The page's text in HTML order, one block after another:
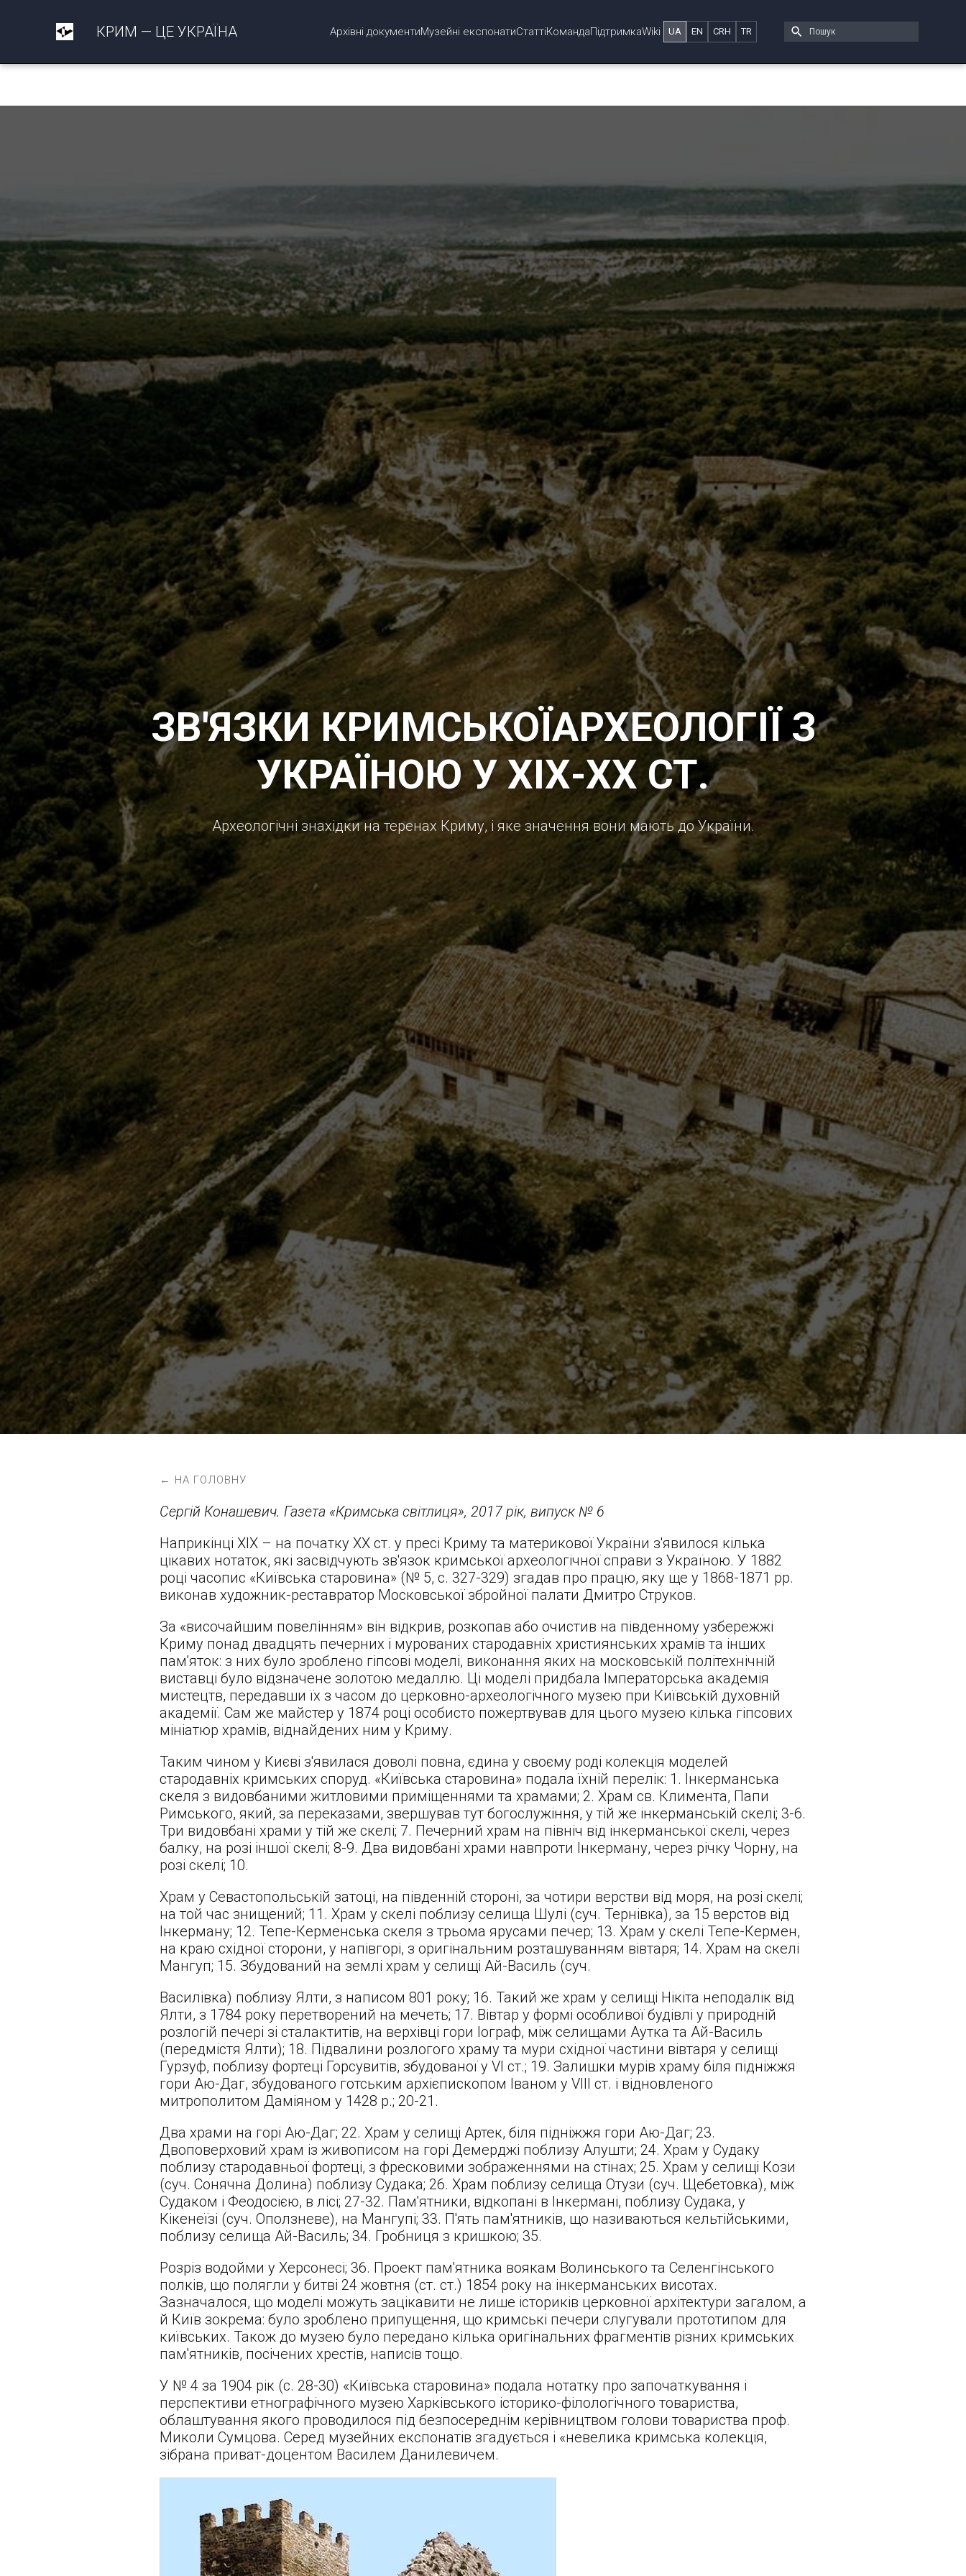
КРИМ — ЦЕ УКРАЇНА Архівні документиМузейні експонатиСтаттіКомандаПідтримкаWiki UA EN CRH TR
ЗВ'ЯЗКИ КРИМСЬКОЇАРХЕОЛОГІЇ З
УКРАЇНОЮ У ХІХ-ХХ СТ.
Археологічні знахідки на теренах Криму, і яке значення вони мають до України.
← НА ГОЛОВНУ
Сергій Конашевич. Газета «Кримська світлиця», 2017 рік, випуск № 6
Наприкінці ХІХ – на початку ХХ ст. у пресі Криму та материкової України з'явилося кілька
цікавих нотаток, які засвідчують зв'язок кримської археологічної справи з Україною. У 1882
році часопис «Київська старовина» (№ 5, c. 327-329) згадав про працю, яку ще у 1868-1871 рр.
виконав художник-реставратор Московської збройної палати Дмитро Струков.
За «височайшим повелінням» він відкрив, розкопав або очистив на південному узбережжі
Криму понад двадцять печерних і мурованих стародавніх християнських храмів та інших
пам'яток: з них було зроблено гіпсові моделі, виконання яких на московській політехнічній
виставці було відзначене золотою медаллю. Ці моделі придбала Імператорська академія
мистецтв, передавши їх з часом до церковно-археологічного музею при Київській духовній
академії. Сам же майстер у 1874 році особисто пожертвував для цього музею кілька гіпсових
мініатюр храмів, віднайдених ним у Криму.
Таким чином у Києві з'явилася доволі повна, єдина у своєму роді колекція моделей
стародавніх кримських споруд. «Київська старовина» подала їхній перелік: 1. Інкерманська
скеля з видовбаними житловими приміщеннями та храмами; 2. Храм св. Климента, Папи
Римського, який, за переказами, звершував тут богослужіння, у тій же інкерманській скелі; 3-6.
Три видовбані храми у тій же скелі; 7. Печерний храм на північ від інкерманської скелі, через
балку, на розі іншої скелі; 8-9. Два видовбані храми навпроти Інкерману, через річку Чорну, на
розі скелі; 10.
Храм у Севастопольській затоці, на південній стороні, за чотири верстви від моря, на розі скелі;
на той час знищений; 11. Храм у скелі поблизу селища Шулі (суч. Тернівка), за 15 верстов від
Інкерману; 12. Тепе-Керменська скеля з трьома ярусами печер; 13. Храм у скелі Тепе-Кермен,
на краю східної сторони, у напівгорі, з оригінальним розташуванням вівтаря; 14. Храм на скелі
Мангуп; 15. Збудований на землі храм у селищі Ай-Василь (суч.
Василівка) поблизу Ялти, з написом 801 року; 16. Такий же храм у селищі Нікіта неподалік від
Ялти, з 1784 року перетворений на мечеть; 17. Вівтар у формі особливої будівлі у природній
розлогій печері зі сталактитів, на верхівці гори Іограф, між селищами Аутка та Ай-Василь
(передмістя Ялти); 18. Підвалини розлогого храму та мури східної частини вівтаря у селищі
Гурзуф, поблизу фортеці Горсувитів, збудованої у VI ст.; 19. Залишки мурів храму біля підніжжя
гори Аю-Даг, збудованого готським архієпископом Іваном у VIII ст. і відновленого
митрополитом Даміяном у 1428 р.; 20-21.
Два храми на горі Аю-Даг; 22. Храм у селищі Артек, біля підніжжя гори Аю-Даг; 23.
Двоповерховий храм із живописом на горі Демерджі поблизу Алушти; 24. Храм у Судаку
поблизу стародавньої фортеці, з фресковими зображеннями на стінах; 25. Храм у селищі Кози
(суч. Сонячна Долина) поблизу Судака; 26. Храм поблизу селища Отузи (суч. Щебетовка), між
Судаком і Феодосією, в лісі; 27-32. Пам'ятники, відкопані в Інкермані, поблизу Судака, у
Кікенеїзі (суч. Оползневе), на Мангупі; 33. П'ять пам'ятників, що називаються кельтійськими,
поблизу селища Ай-Василь; 34. Гробниця з кришкою; 35.
Розріз водойми у Херсонесі; 36. Проект пам'ятника воякам Волинського та Селенгінського
полків, що полягли у битві 24 жовтня (ст. ст.) 1854 року на інкерманських висотах.
Зазначалося, що моделі можуть зацікавити не лише істориків церковної архітектури загалом, а
й Київ зокрема: було зроблено припущення, що кримські печери слугували прототипом для
київських. Також до музею було передано кілька оригінальних фрагментів різних кримських
пам'ятників, посічених хрестів, написів тощо.
У № 4 за 1904 рік (с. 28-30) «Київська старовина» подала нотатку про започаткування і
перспективи етнографічного музею Харківського історико-філологічного товариства,
облаштування якого проводилося під безпосереднім керівництвом голови товариства проф.
Миколи Сумцова. Серед музейних експонатів згадується і «невелика кримська колекція,
зібрана приват-доцентом Василем Данилевичем.